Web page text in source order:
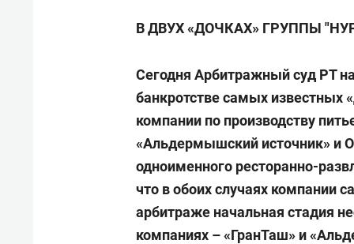
В ДВУХ «ДОЧКАХ» ГРУППЫ
Сегодня Арбитражный суд РТ
банкротстве самых известных
компании по производству
«Альдермышский источник» и
одноименного ресторанно-
что в обоих случаях компании
арбитраже начальная стадия
компаниях – «ГранТаш» и
Рекомендуем
Как ГК «МИР ГРУПП» и ВТБ
создают оазис жилого
комфорта под Казанью
ID